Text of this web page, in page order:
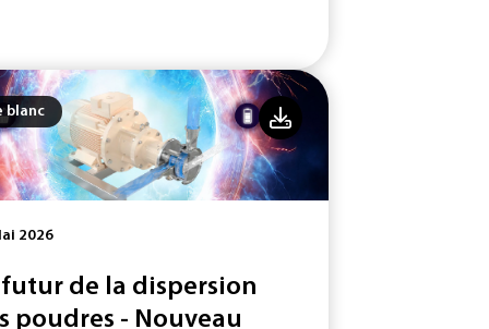
blanc
2026
futur de la dispersion
poudres - Nouveau